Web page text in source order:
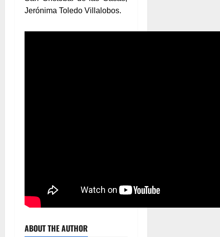
Jerónima Toledo Villalobos.
ABOUT THE AUTHOR